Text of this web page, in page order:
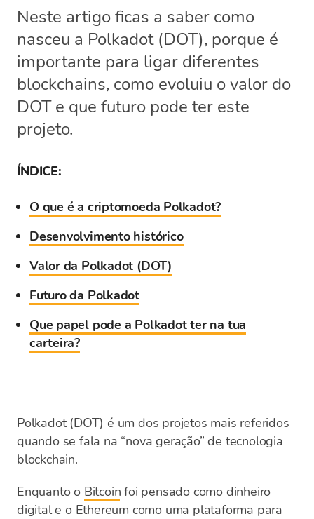
Neste artigo ficas a saber como
nasceu a Polkadot (DOT), porque é
importante para ligar diferentes
blockchains, como evoluiu o valor do
DOT e que futuro pode ter este
projeto.
ÍNDICE:
O que é a criptomoeda Polkadot?
Desenvolvimento histórico
Valor da Polkadot (DOT)
Futuro da Polkadot
Que papel pode a Polkadot ter na tua
carteira?
Polkadot (DOT) é um dos projetos mais referidos
quando se fala na “nova geração” de tecnologia
blockchain.
Enquanto o Bitcoin foi pensado como dinheiro
digital e o Ethereum como uma plataforma para